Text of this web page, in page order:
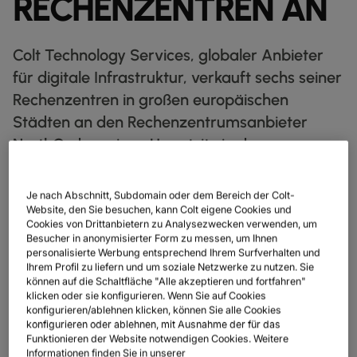
globe_book IP‑TRANSIT
NETZWERK‑KARTE
docs DATENBLÄTTER
handshake UNSERE PARTNER
GROSSHANDEL & HYPERSCALER
DIGITALE
GLOBALE PLATTFORM
Wir vereinen Ihr digitales Ökosystem in einer sicheren, intelligenten
Plattform.
DIENSTLEISTUNGEN
REALE ERGEBNISSE
Intelligente Lösungen, die das Verbinden, Skalieren und Wachsen
NETZWERK SPRACHE & UC
SICHERHEIT
INFRASTRUKTURNETZDIENSTE
DUNKLE GLASFASER
UNSER NETZWERK PARTNER ESG UNSER TEAM
UNSER NETZWERK
RESSOURCEN
Colt Technology Services, globaler Anbieter
für digitale Infrastruktur, verkauft sechs seiner
Rechenzentren in großen europäischen
Städten an den Rechenzentrumsanbieter
NorthC, der seinen Hauptsitz in den
von Fonds ist, die von der DWS Group
verwaltet werden.
Colt veräußert die im Rahmen der Übernahme von Lumen EMEA
erworbenen Rechenzentren in wichtigen Stadtzentren in Europa
Frankfurt, 24.04.2025, Colt Technology Services, globaler
Anbieter für digitale Infrastruktur, verkauft sechs seiner
Rechenzentren in großen europäischen Städten an den
Rechenzentrumsanbieter NorthC, der seinen Hauptsitz in den
Je nach Abschnitt, Subdomain oder dem Bereich der Colt-
Website, den Sie besuchen, kann Colt eigene Cookies und
Cookies von Drittanbietern zu Analysezwecken verwenden, um
Besucher in anonymisierter Form zu messen, um Ihnen
personalisierte Werbung entsprechend Ihrem Surfverhalten und
Ihrem Profil zu liefern und um soziale Netzwerke zu nutzen. Sie
können auf die Schaltfläche "Alle akzeptieren und fortfahren"
klicken oder sie konfigurieren. Wenn Sie auf Cookies
konfigurieren/ablehnen klicken, können Sie alle Cookies
konfigurieren oder ablehnen, mit Ausnahme der für das
Funktionieren der Website notwendigen Cookies. Weitere
Informationen finden Sie in unserer